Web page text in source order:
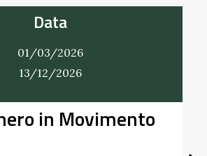
Data
03/2026
13/12/2026
in Movimento